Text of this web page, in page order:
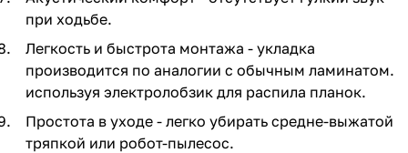
при ходьбе.
Легкость и быстрота монтажа - укладка
производится по аналогии с обычным ламинатом.
используя электролобзик для распила планок.
Простота в уходе - легко убирать средне-выжатой
тряпкой или робот-пылесос.